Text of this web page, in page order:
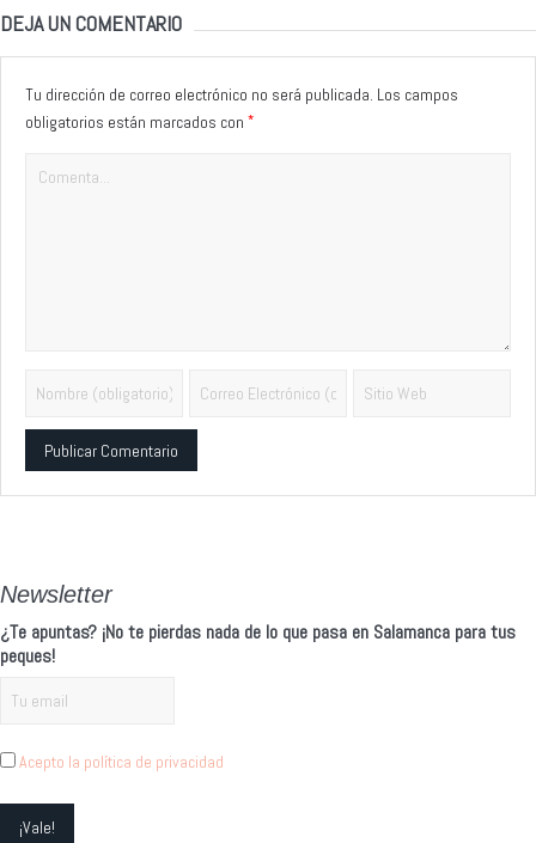
DEJA UN COMENTARIO
Tu dirección de correo electrónico no será publicada. Los campos
obligatorios están marcados con *
Newsletter
¿Te apuntas? ¡No te pierdas nada de lo que pasa en Salamanca para tus
peques!
Acepto la política de privacidad